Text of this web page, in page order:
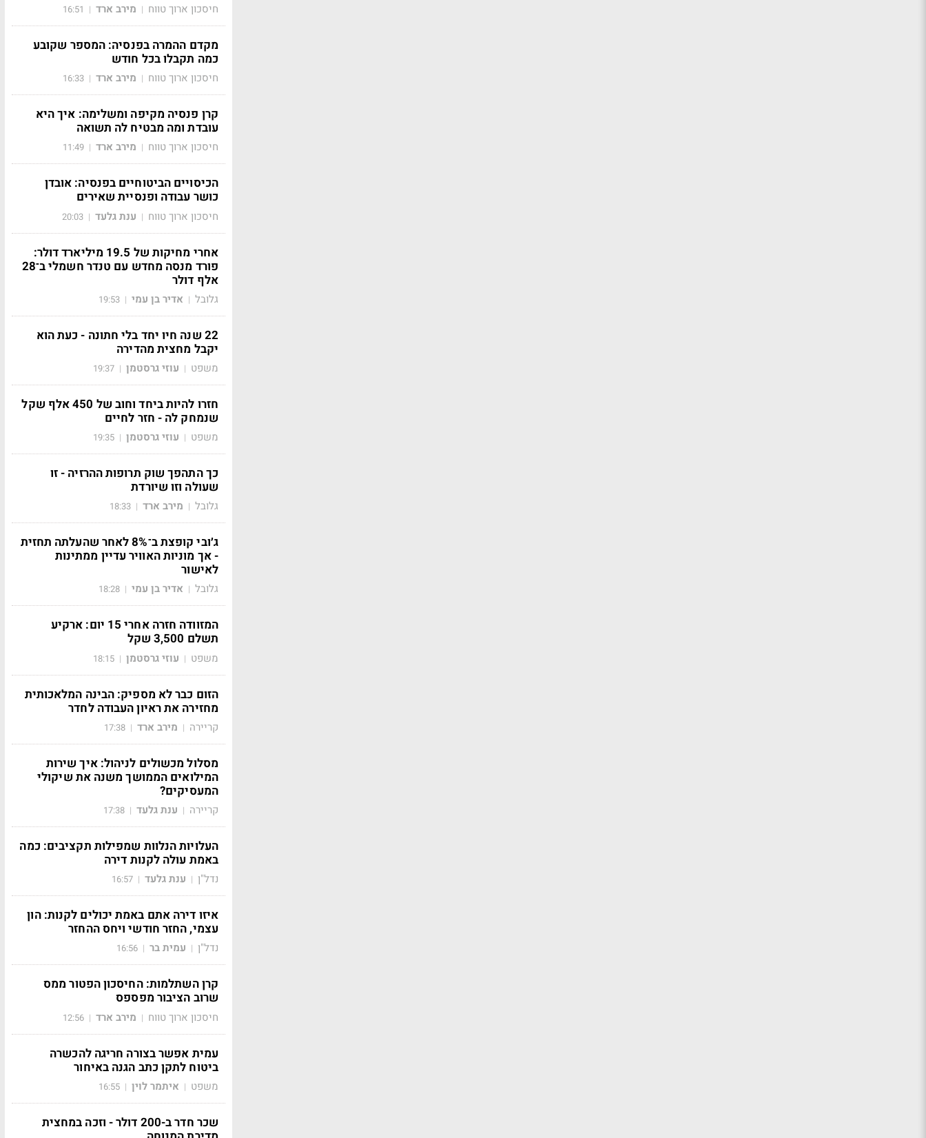
חיסכון ארוך טווח | מירב ארד |
16:51
מקדם ההמרה בפנסיה: המספר שקובע
כמה תקבלו בכל חודש
חיסכון ארוך טווח | מירב ארד |
16:33
קרן פנסיה מקיפה ומשלימה: איך היא
עובדת ומה מבטיח לה תשואה
חיסכון ארוך טווח | מירב ארד |
11:49
הכיסויים הביטוחיים בפנסיה: אובדן
כושר עבודה ופנסיית שאירים
חיסכון ארוך טווח | ענת גלעד |
20:03
אחרי מחיקות של 19.5 מיליארד דולר:
פורד מנסה מחדש עם טנדר חשמלי ב־28
אלף דולר
גלובל | אדיר בן עמי |
19:53
22 שנה חיו יחד בלי חתונה - כעת הוא
יקבל מחצית מהדירה
משפט | עוזי גרסטמן |
19:37
חזרו להיות ביחד וחוב של 450 אלף שקל
שנמחק לה - חזר לחיים
משפט | עוזי גרסטמן |
19:35
כך התהפך שוק תרופות ההרזיה - זו
שעולה וזו שיורדת
גלובל | מירב ארד |
18:33
ג׳ובי קופצת ב־8% לאחר שהעלתה תחזית
- אך מוניות האוויר עדיין ממתינות
לאישור
גלובל | אדיר בן עמי |
18:28
המזוודה חזרה אחרי 15 יום: ארקיע
תשלם 3,500 שקל
משפט | עוזי גרסטמן |
18:15
הזום כבר לא מספיק: הבינה המלאכותית
מחזירה את ראיון העבודה לחדר
קריירה | מירב ארד |
17:38
מסלול מכשולים לניהול: איך שירות
המילואים הממושך משנה את שיקולי
המעסיקים?
קריירה | ענת גלעד |
17:38
העלויות הנלוות שמפילות תקציבים: כמה
באמת עולה לקנות דירה
נדל"ן | ענת גלעד |
16:57
איזו דירה אתם באמת יכולים לקנות: הון
עצמי, החזר חודשי ויחס ההחזר
נדל"ן | עמית בר |
16:56
קרן השתלמות: החיסכון הפטור ממס
שרוב הציבור מפספס
חיסכון ארוך טווח | מירב ארד |
12:56
עמית אפשר בצורה חריגה להכשרה
ביטוח לתקן כתב הגנה באיחור
משפט | איתמר לוין |
16:55
שכר חדר ב-200 דולר - וזכה במחצית